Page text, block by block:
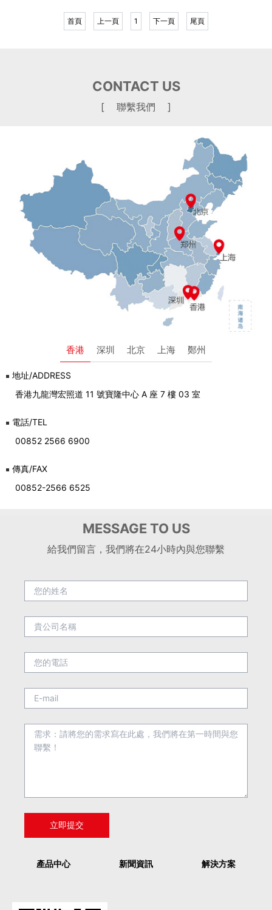
首頁 上一頁 1 下一頁 尾頁
CONTACT US
[ 聯繫我們 ]
香港 深圳 北京 上海 鄭州
地址/ADDRESS
香港九龍灣宏照道 11 號寶隆中心 A 座 7 樓 03 室
電話/TEL
00852 2566 6900
傳真/FAX
00852-2566 6525
MESSAGE TO US
給我們留言，我們將在24小時內與您聯繫
產品中心 新聞資訊 解決方案